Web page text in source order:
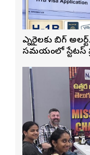
ఎన్నారైలకు బిగ్
సమయంలో స్టేటస్